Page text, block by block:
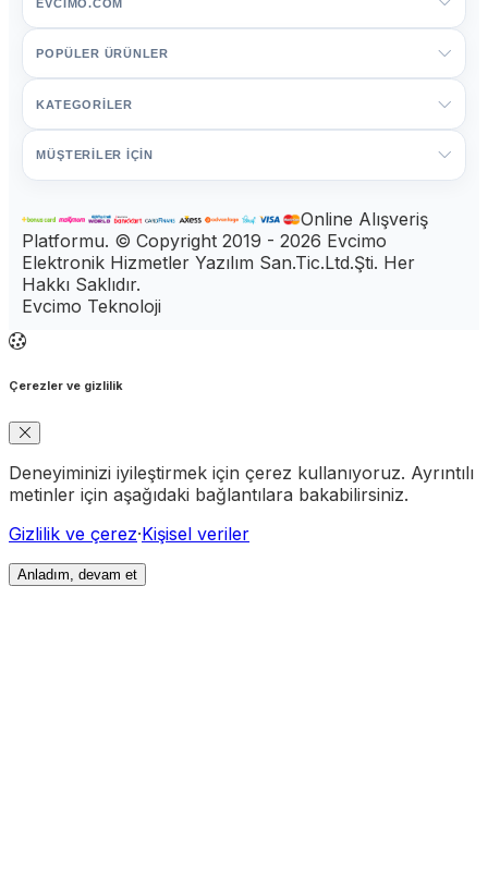
EVCIMO.COM
POPÜLER ÜRÜNLER
KATEGORİLER
MÜŞTERİLER İÇİN
Online Alışveriş
Platformu. © Copyright 2019 - 2026 Evcimo
Elektronik Hizmetler Yazılım San.Tic.Ltd.Şti. Her
Hakkı Saklıdır.
Evcimo Teknoloji
Çerezler ve gizlilik
Deneyiminizi iyileştirmek için çerez kullanıyoruz. Ayrıntılı
metinler için aşağıdaki bağlantılara bakabilirsiniz.
Gizlilik ve çerez·Kişisel veriler
Anladım, devam et